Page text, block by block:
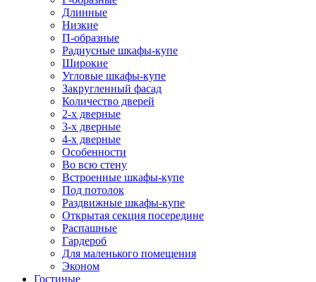
Длинные
Низкие
П-образные
Радиусные шкафы-купе
Широкие
Угловые шкафы-купе
Закругленный фасад
Количество дверей
2-х дверные
3-х дверные
4-х дверные
Особенности
Во всю стену
Встроенные шкафы-купе
Под потолок
Раздвижные шкафы-купе
Открытая секция посередине
Распашные
Гардероб
Для маленького помещения
Эконом
Гостиные